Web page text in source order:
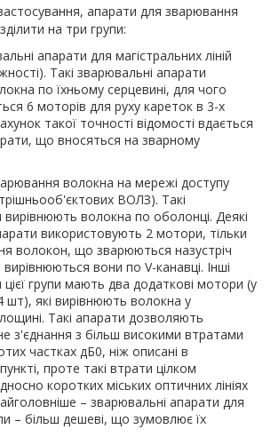
апарати для зварювання
на три групи:
апарати для магістральних ліній
Такі зварювальні апарати
по їхньому серцевині, для чого
6 моторів для руху кареток в 3-х
такої точності відомості вдається
що вносяться на зварному
волокна на мережі доступу
ВОЛЗ). Такі
волокна по оболонці. Деякі
використовують 2 мотори, тільки
волокон, що зварюються назустріч
вони по V-канавці. Інші
групи мають два додаткові мотори (у
шт), які вирівнюють волокна у
Такі апарати дозволяють
з'єднання з більш високими втратами
частках дБ0, ніж описані в
проте такі втрати цілком
коротких міських оптичних лініях
– зварювальні апарати для
– більш дешеві, що зумовлює їх